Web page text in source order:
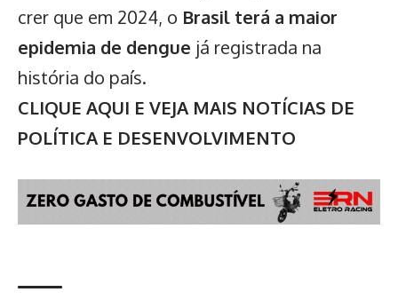
crer que em 2024, o Brasil terá a maior
epidemia de dengue já registrada na
história do país.
CLIQUE AQUI E VEJA MAIS NOTÍCIAS DE
POLÍTICA E DESENVOLVIMENTO